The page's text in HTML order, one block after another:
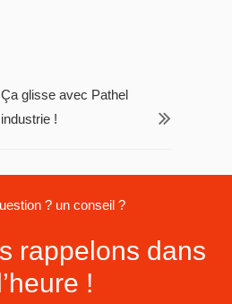
Ça glisse avec Pathel
industrie !
? un conseil ?
rappelons dans
l’heure !